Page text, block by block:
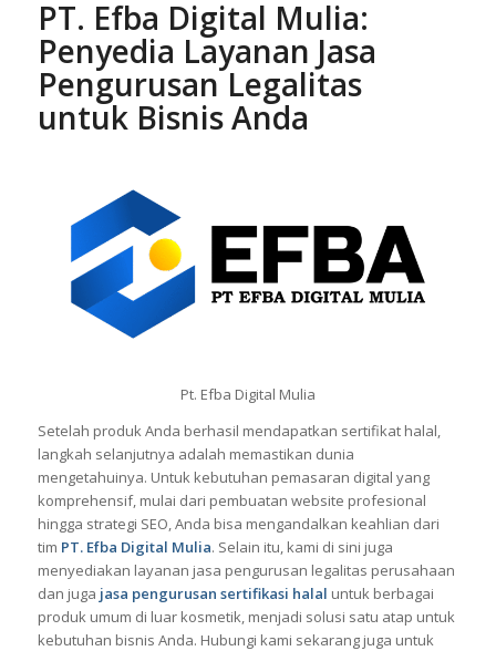
PT. Efba Digital Mulia:
Penyedia Layanan Jasa
Pengurusan Legalitas
untuk Bisnis Anda
Pt. Efba Digital Mulia
Setelah produk Anda berhasil mendapatkan sertifikat halal,
langkah selanjutnya adalah memastikan dunia
mengetahuinya. Untuk kebutuhan pemasaran digital yang
komprehensif, mulai dari pembuatan website profesional
hingga strategi SEO, Anda bisa mengandalkan keahlian dari
tim PT. Efba Digital Mulia. Selain itu, kami di sini juga
menyediakan layanan jasa pengurusan legalitas perusahaan
dan juga jasa pengurusan sertifikasi halal untuk berbagai
produk umum di luar kosmetik, menjadi solusi satu atap untuk
kebutuhan bisnis Anda. Hubungi kami sekarang juga untuk